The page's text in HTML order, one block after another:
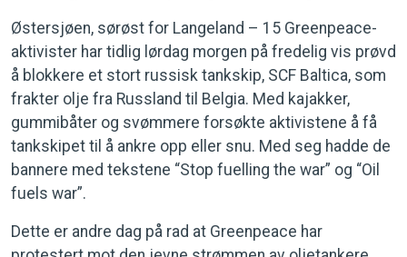
Østersjøen, sørøst for Langeland – 15 Greenpeace-
aktivister har tidlig lørdag morgen på fredelig vis prøvd
å blokkere et stort russisk tankskip, SCF Baltica, som
frakter olje fra Russland til Belgia. Med kajakker,
gummibåter og svømmere forsøkte aktivistene å få
tankskipet til å ankre opp eller snu. Med seg hadde de
bannere med tekstene “Stop fuelling the war” og “Oil
fuels war”.
Dette er andre dag på rad at Greenpeace har